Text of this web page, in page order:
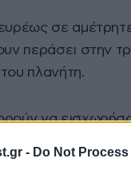
- Do Not
σε
περάσει στην
πλανήτη.
να
από το
να καταγράψουν